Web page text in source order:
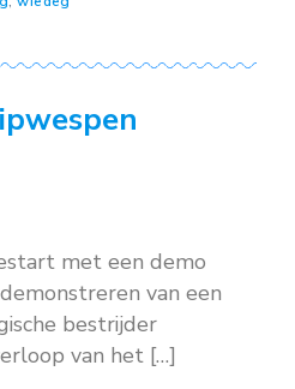
bestrijders,sluipwespen
in
plaats in Zundert.